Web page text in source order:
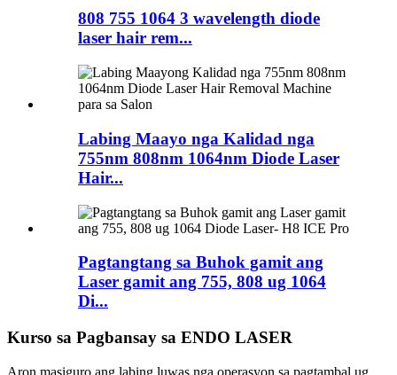
808 755 1064 3 wavelength diode
laser hair rem...
Labing Maayo nga Kalidad nga
755nm 808nm 1064nm Diode Laser
Hair...
Pagtangtang sa Buhok gamit ang
Laser gamit ang 755, 808 ug 1064
Di...
Kurso sa Pagbansay sa ENDO LASER
Aron masiguro ang labing luwas nga operasyon sa pagtambal ug